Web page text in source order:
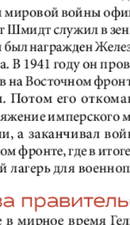
Здоровье
iDEAL
КП в Европе
Kulinar TV